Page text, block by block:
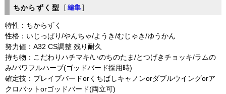
ちからずく型 [ 編集 ]
特性：ちからずく
性格：いじっぱり/やんちゃ/ようき/むじゃき/ゆうかん
努力値：A32 CS調整 残り耐久
持ち物：こだわりハチマキ/いのちのたま/とつげきチョッキ/ラムの
み/パワフルハーブ(ゴッドバード採用時)
確定技：ブレイブバードorくちばしキャノンorダブルウイングorア
クロバットorゴッドバード(両立可)